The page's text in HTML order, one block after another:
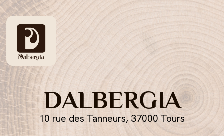
DALBERGIA
10 rue des Tanneurs, 37000 Tours